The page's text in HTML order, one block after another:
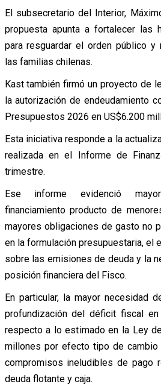
El subsecretario del Interior,
propuesta apunta a fortalecer las
para resguardar el orden público y
las familias chilenas.
Kast también firmó un proyecto de
la autorización de endeudamiento
Presupuestos 2026 en US$6.200
Esta iniciativa responde a la
realizada en el Informe de
trimestre.
Ese informe evidenció
financiamiento producto de
mayores obligaciones de gasto no
en la formulación presupuestaria, el
sobre las emisiones de deuda y la
posición financiera del Fisco.
En particular, la mayor necesidad
profundización del déficit fiscal
respecto a lo estimado en la Ley
millones por efecto tipo de cambio
compromisos ineludibles de pago
deuda flotante y caja.